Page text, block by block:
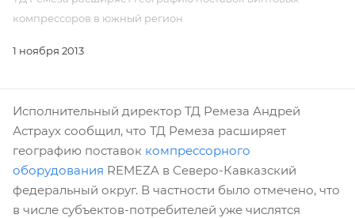
компрессоров в южный регион
1 ноября 2013
Исполнительный директор ТД Ремеза Андрей
Астраух сообщил, что ТД Ремеза расширяет
географию поставок компрессорного
оборудования REMEZA в Северо-Кавказский
федеральный округ. В частности было отмечено, что
в числе субъектов-потребителей уже числятся